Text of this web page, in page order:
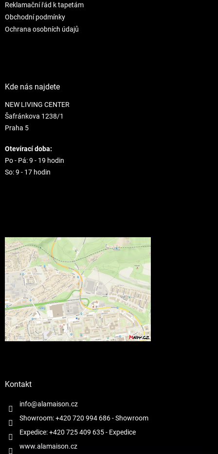
Reklamační řád k tapetám
Obchodní podmínky
Ochrana osobních údajů
Kde nás najdete
NEW LIVING CENTER
Šafránkova 1238/1
Praha 5
Otevírací doba:
Po - Pá: 9 - 19 hodin
So: 9 - 17 hodin
Kontakt
info@alamaison.cz
Showroom: +420 720 994 686- Showroom
Expedice: +420 725 409 635- Expedice
www.alamaison.cz